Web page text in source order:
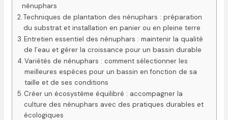
nénuphars
Techniques de plantation des nénuphars : préparation
du substrat et installation en panier ou en pleine terre
Entretien essentiel des nénuphars : maintenir la qualité
de l’eau et gérer la croissance pour un bassin durable
Variétés de nénuphars : comment sélectionner les
meilleures espèces pour un bassin en fonction de sa
taille et de ses conditions
Créer un écosystème équilibré : accompagner la
culture des nénuphars avec des pratiques durables et
écologiques